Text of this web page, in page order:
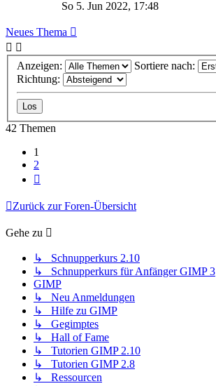
So 5. Jun 2022, 17:48
Neues Thema
Anzeigen:
Sortiere nach:
Richtung:
42 Themen
1
2
Zurück zur Foren-Übersicht
Gehe zu
↳ Schnupperkurs 2.10
↳ Schnupperkurs für Anfänger GIMP 3
GIMP
↳ Neu Anmeldungen
↳ Hilfe zu GIMP
↳ Gegimptes
↳ Hall of Fame
↳ Tutorien GIMP 2.10
↳ Tutorien GIMP 2.8
↳ Ressourcen